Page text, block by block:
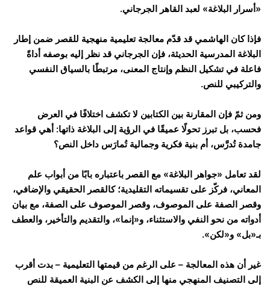
«أسرار البلاغة» لعبد القاهر الجرجاني.
فإذا كان الهاشمي قد قدّم معالجة تعليمية منهجية للقصر ضمن إطار
البلاغة المدرسية الحديثة، فإن الجرجاني قد نظر إليه بوصفه أداةً
فاعلة في تشكيل النظم وإنتاج المعنى، مرتبطًا بالسياق النفسي
والتركيبي للنص.
ومن ثمّ فإن المقارنة بين الكتابين لا تكشف اختلافًا في العرض
فحسب، بل تبرز تحولًا عميقًا في الرؤية إلى البلاغة ذاتها: أهي قواعد
جامدة تُدرَّس، أم بنية فكرية وجمالية تُمارَس داخل النص؟
لقد تعامل «جواهر البلاغة» مع القصر باعتباره بابًا من أبواب علم
المعاني، فركّز على تقسيماته التقليدية؛ كالقصر الحقيقي والإضافي،
وقصر الصفة على الموصوف، وقصر الموصوف على الصفة، مع بيان
أدواته من نحو النفي والاستثناء، و«إنما»، والتقديم والتأخير، والعطف
بـ«بل» و«لكن».
غير أن هذه المعالجة – على الرغم من قيمتها التعليمية – بدت أقرب
إلى التصنيف المنهجي منها إلى الكشف عن البنية العميقة للنص